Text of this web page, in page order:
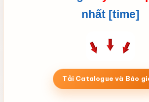
nhất [time]
Tải Catalogue và Báo